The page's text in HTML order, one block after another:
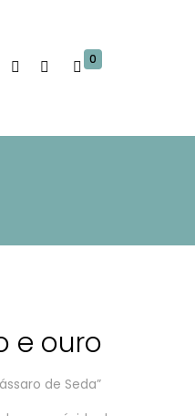
0
e ouro
de Seda”